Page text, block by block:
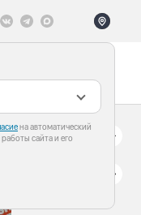
на автоматический
сайта и его